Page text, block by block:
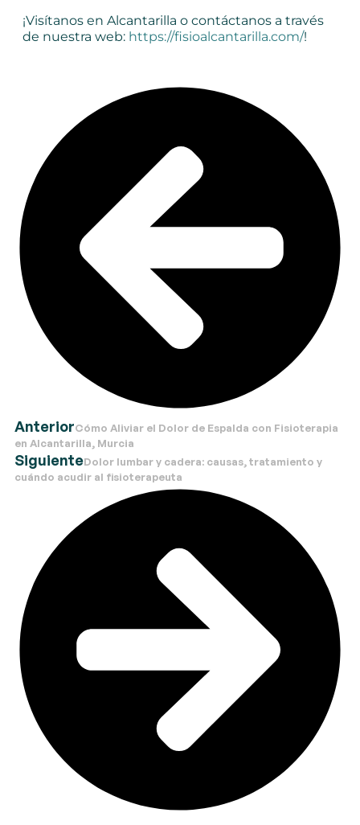
¡Visítanos en Alcantarilla o contáctanos a través
de nuestra web: https://fisioalcantarilla.com/!
AnteriorCómo Aliviar el Dolor de Espalda con Fisioterapia
en Alcantarilla, Murcia
SiguienteDolor lumbar y cadera: causas, tratamiento y
cuándo acudir al fisioterapeuta